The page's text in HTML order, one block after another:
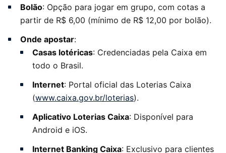
Bolão: Opção para jogar em grupo, com cotas a
partir de R$ 6,00 (mínimo de R$ 12,00 por bolão).
Onde apostar:
Casas lotéricas: Credenciadas pela Caixa em
todo o Brasil.
Internet: Portal oficial das Loterias Caixa
(www.caixa.gov.br/loterias).
Aplicativo Loterias Caixa: Disponível para
Android e iOS.
Internet Banking Caixa: Exclusivo para clientes